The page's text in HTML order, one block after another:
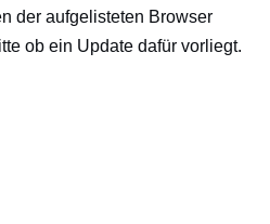
der aufgelisteten Browser
ob ein Update dafür vorliegt.